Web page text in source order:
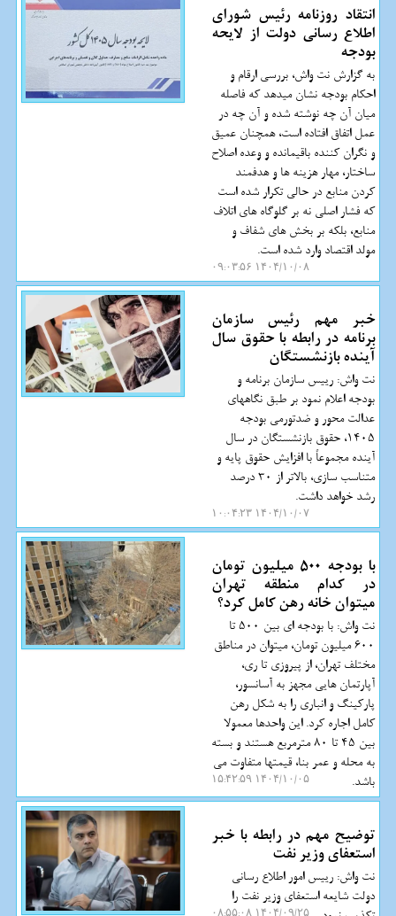
انتقاد روزنامه رئیس شورای
اطلاع رسانی دولت از لایحه
بودجه
به گزارش نت واش، بررسی ارقام و
احکام بودجه نشان میدهد که فاصله
میان آن چه نوشته شده و آن چه در
عمل اتفاق افتاده است، همچنان عمیق
و نگران کننده باقیمانده و وعده اصلاح
ساختار، مهار هزینه ها و هدفمند
کردن منابع در حالی تکرار شده است
که فشار اصلی نه بر گلوگاه های اتلاف
منابع، بلکه بر بخش های شفاف و
مولد اقتصاد وارد شده است.
۱۴۰۴/۱۰/۰۸ ۰۹:۰۳:۵۶
خبر مهم رئیس سازمان
برنامه در رابطه با حقوق سال
آینده بازنشستگان
نت واش: رییس سازمان برنامه و
بودجه اعلام نمود بر طبق نگاههای
عدالت محور و ضدتورمی بودجه
1405، حقوق بازنشستگان در سال
آینده مجموعاً با افزایش حقوق پایه و
متناسب سازی، بالاتر از 30 درصد
رشد خواهد داشت.
۱۴۰۴/۱۰/۰۷ ۱۰:۰۴:۲۳
با بودجه 500 میلیون تومان
در کدام منطقه تهران
میتوان خانه رهن کامل کرد؟
نت واش: با بودجه ای بین 500 تا
600 میلیون تومان، میتوان در مناطق
مختلف تهران، از پیروزی تا ری،
آپارتمان هایی مجهز به آسانسور،
پارکینگ و انباری را به شکل رهن
کامل اجاره کرد. این واحدها معمولا
بین 45 تا 80 مترمربع هستند و بسته
به محله و عمر بنا، قیمتها متفاوت می
باشد.
۱۴۰۴/۱۰/۰۵ ۱۵:۴۲:۵۹
توضیح مهم در رابطه با خبر
استعفای وزیر نفت
نت واش: رییس امور اطلاع رسانی
دولت شایعه استعفای وزیر نفت را